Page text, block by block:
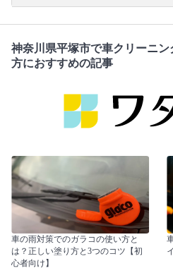
神奈川県平塚市で車クリーニ
方におすすめの記事
車の雨対策でのガラコの使い方と
は？正しい塗り方と3つのコツ【初
心者向け】